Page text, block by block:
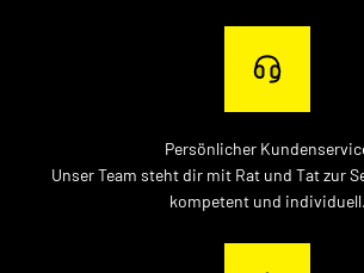
Persönlicher
Unser Team steht dir mit Rat und Tat zur
kompetent und individuell.